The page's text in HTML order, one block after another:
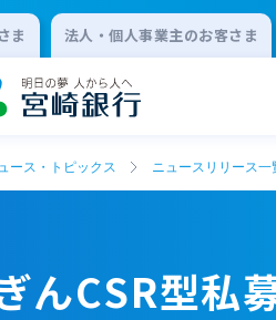
ま 法人・個人事業主のお客さま
ース・トピックス ニュースリリース一
んCSR型私